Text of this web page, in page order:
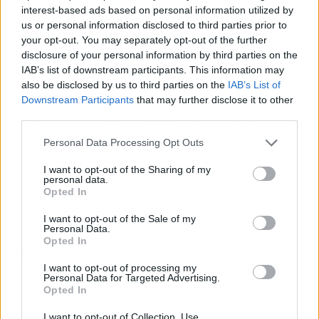
interest-based ads based on personal information utilized by
us or personal information disclosed to third parties prior to
your opt-out. You may separately opt-out of the further
disclosure of your personal information by third parties on the
IAB’s list of downstream participants. This information may
also be disclosed by us to third parties on the IAB’s List of
Downstream Participants that may further disclose it to other
Personal Data Processing Opt Outs
I want to opt-out of the Sharing of my
personal data.
Opted In
I want to opt-out of the Sale of my
Personal Data.
Opted In
I want to opt-out of processing my
Personal Data for Targeted Advertising.
Opted In
I want to opt-out of Collection, Use,
te dé el chatbot como si te lo hubiera pasado un
desconocido en un foro. Porque, a todos los
efectos, así es.
Hype-O-Meter
clásico, es una explotación psicológica de la
confianza. La facilidad con la que se puede
engatusar a la IA es un aviso serio para
navegantes. Si usas ChatGPT para comprar,
más te vale activar el modo paranoico.
¿Qué ha pasado?
Los estafadores han manipulado a ChatGPT